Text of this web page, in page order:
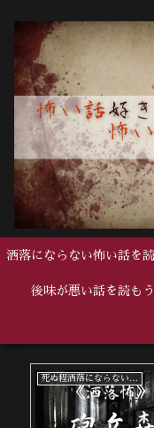
洒落にならない怖い話を読
後味が悪い話を読もう
死ぬ程洒落にならない怖い話